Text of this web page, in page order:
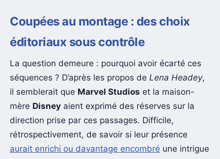
Coupées au montage : des choix
éditoriaux sous contrôle
La question demeure : pourquoi avoir écarté ces
séquences ? D’après les propos de Lena Headey,
il semblerait que Marvel Studios et la maison-
mère Disney aient exprimé des réserves sur la
direction prise par ces passages. Difficile,
rétrospectivement, de savoir si leur présence
aurait enrichi ou davantage encombré une intrigue